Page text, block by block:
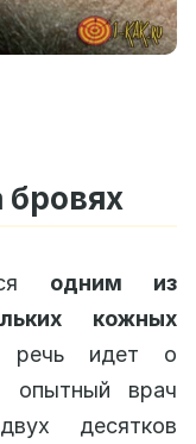
одним из
кожных
речь идет о
врач
десятков